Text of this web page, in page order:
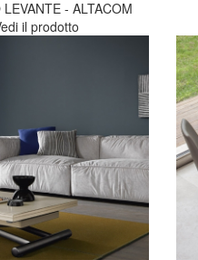
LEVANTE - ALTACOM
il prodotto